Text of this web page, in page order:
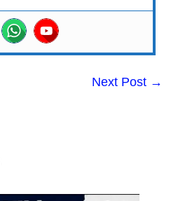
Next Post →